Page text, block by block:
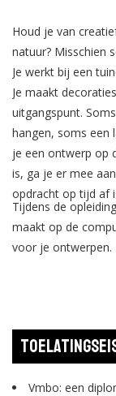
Houd je van
natuur? Misschien
Je werkt bij een
Je maakt
uitgangspunt.
hangen, soms een
je een ontwerp op
is, ga je er mee
opdracht op tijd af
Tijdens de
maakt op de
voor je ontwerpen.
Vmbo: een